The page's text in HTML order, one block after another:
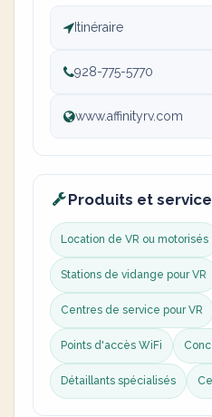
Itinéraire
928-775-5770
www.affinityrv.com
Produits et
Location de VR ou motorisés
Stations de vidange pour VR
Centres de service pour VR
Points d'accès WiFi
Détaillants spécialisés